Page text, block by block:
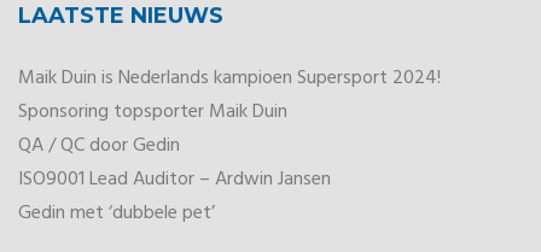
LAATSTE NIEUWS
Maik Duin is Nederlands kampioen Supersport 2024!
Sponsoring topsporter Maik Duin
QA / QC door Gedin
ISO9001 Lead Auditor – Ardwin Jansen
Gedin met ‘dubbele pet’